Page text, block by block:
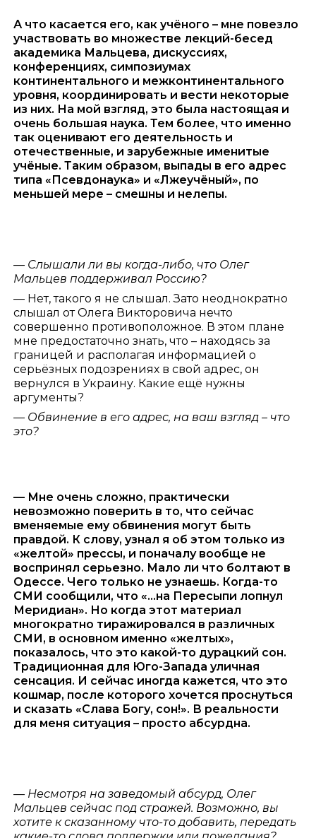
А что касается его, как учёного – мне повезло
участвовать во множестве лекций-бесед
академика Мальцева, дискуссиях,
конференциях, симпозиумах
континентального и межконтинентального
уровня, координировать и вести некоторые
из них. На мой взгляд, это была настоящая и
очень большая наука. Тем более, что именно
так оценивают его деятельность и
отечественные, и зарубежные именитые
учёные. Таким образом, выпады в его адрес
типа «Псевдонаука» и «Лжеучёный», по
меньшей мере – смешны и нелепы.
— Слышали ли вы когда-либо, что Олег
Мальцев поддерживал Россию?
— Нет, такого я не слышал. Зато неоднократно
слышал от Олега Викторовича нечто
совершенно противоположное. В этом плане
мне предостаточно знать, что – находясь за
границей и располагая информацией о
серьёзных подозрениях в свой адрес, он
вернулся в Украину. Какие ещё нужны
аргументы?
— Обвинение в его адрес, на ваш взгляд – что
это?
— Мне очень сложно, практически
невозможно поверить в то, что сейчас
вменяемые ему обвинения могут быть
правдой. К слову, узнал я об этом только из
«желтой» прессы, и поначалу вообще не
воспринял серьезно. Мало ли что болтают в
Одессе. Чего только не узнаешь. Когда-то
СМИ сообщили, что «…на Пересыпи лопнул
Меридиан». Но когда этот материал
многократно тиражировался в различных
СМИ, в основном именно «желтых»,
показалось, что это какой-то дурацкий сон.
Традиционная для Юго-Запада уличная
сенсация. И сейчас иногда кажется, что это
кошмар, после которого хочется проснуться
и сказать «Слава Богу, сон!». В реальности
для меня ситуация – просто абсурдна.
— Несмотря на заведомый абсурд, Олег
Мальцев сейчас под стражей. Возможно, вы
хотите к сказанному что-то добавить, передать